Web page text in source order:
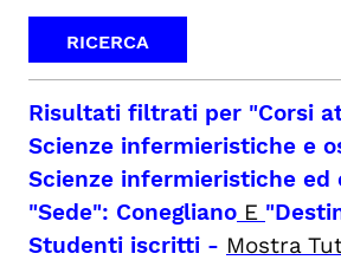
Risultati filtrati per "Corsi
Scienze infermieristiche e
Scienze infermieristiche ed
"Sede": Conegliano E
Studenti iscritti - Mostra